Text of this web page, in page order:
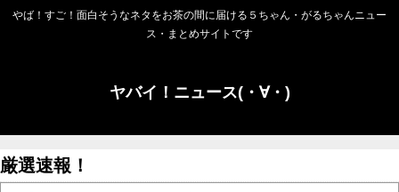
やば！すご！面白そうなネタをお茶の間に届ける５ちゃん・がるちゃんニュー
ス・まとめサイトです
ヤバイ！ニュース(・∀・)
厳選速報！